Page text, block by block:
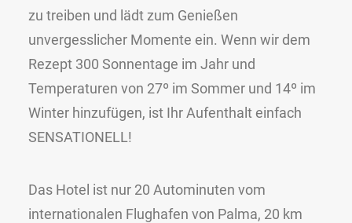
zu treiben und lädt zum Genießen
unvergesslicher Momente ein. Wenn wir dem
Rezept 300 Sonnentage im Jahr und
Temperaturen von 27º im Sommer und 14º im
Winter hinzufügen, ist Ihr Aufenthalt einfach
SENSATIONELL!
Das Hotel ist nur 20 Autominuten vom
internationalen Flughafen von Palma, 20 km